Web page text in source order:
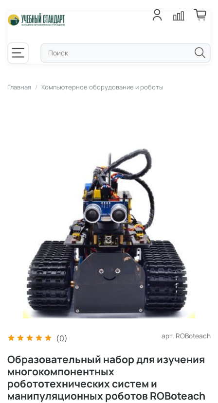
Главная Компьютерное оборудование и роботы
(0) арт. ROBoteach
Образовательный набор для изучения
многокомпонентных
робототехнических систем и
манипуляционных роботов ROBoteach